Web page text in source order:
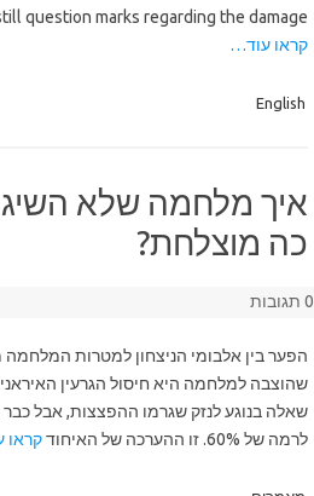
question marks regarding the damage
קראו עוד…
English
איך מלחמה שלא
כה מוצלחת?
0 תגובות
הפער בין אלבומי הניצחון למטרות
שהוצבה למלחמה היא חיסול הגרעין
שאלה בנוגע לנזק שגרמו ההפצצות, אבל כבר
לרמה של 60%. זו ההערכה של האיחוד
קראו